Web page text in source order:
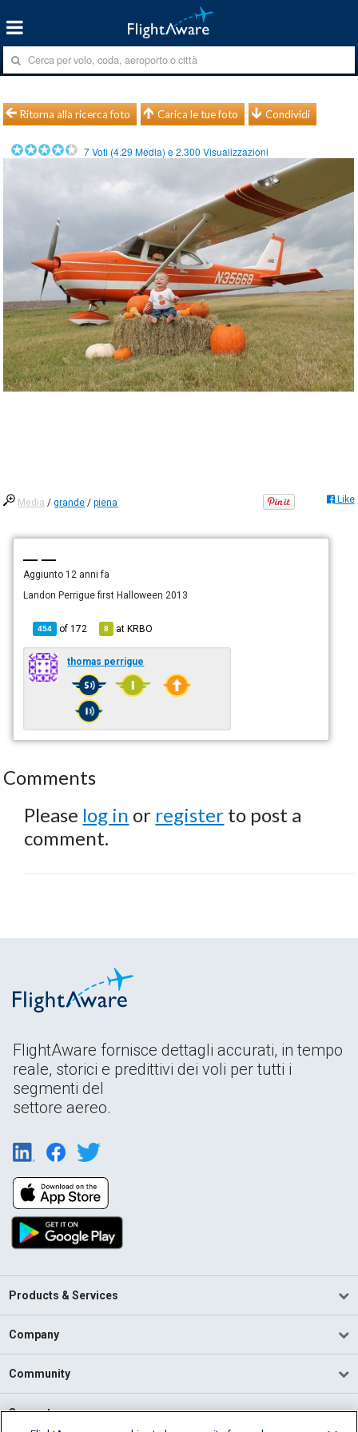
Ritorna alla ricerca foto Carica le tue foto Condividi
7Voti (4.29 Media) e2.300 Visualizzazioni
Media /grande /piena Like
— —
Aggiunto 12 anni fa
Landon Perrigue first Halloween 2013
454 of172 8 atKRBO
thomas perrigue
Comments
Please log in or register to post a
comment.
FlightAware fornisce dettagli accurati, in tempo
reale, storici e predittivi dei voli per tutti i
segmenti del
settore aereo.
Products & Services
Company
Community
Support